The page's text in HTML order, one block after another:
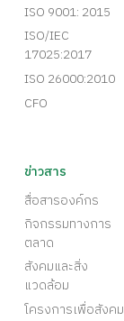
ISO 9001: 2015
ISO/IEC
17025:2017
ISO 26000:2010
CFO
ข่าวสาร
สื่อสารองค์กร
กิจกรรมทางการ
ตลาด
สังคมและสิ่ง
แวดล้อม
โครงการเพื่อสังคม